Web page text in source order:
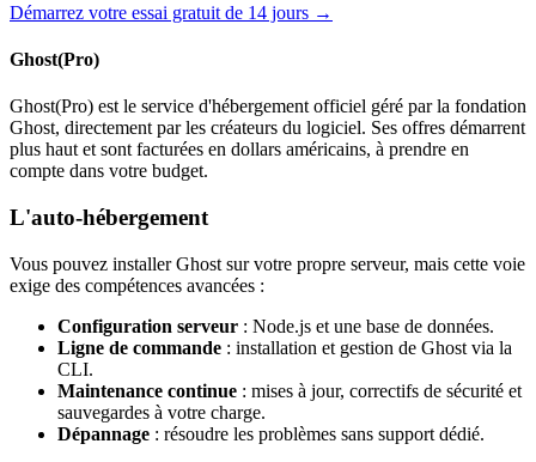
Démarrez votre essai gratuit de 14 jours →
Ghost(Pro)
Ghost(Pro) est le service d'hébergement officiel géré par la fondation
Ghost, directement par les créateurs du logiciel. Ses offres démarrent
plus haut et sont facturées en dollars américains, à prendre en
compte dans votre budget.
L'auto-hébergement
Vous pouvez installer Ghost sur votre propre serveur, mais cette voie
exige des compétences avancées :
Configuration serveur : Node.js et une base de données.
Ligne de commande : installation et gestion de Ghost via la
CLI.
Maintenance continue : mises à jour, correctifs de sécurité et
sauvegardes à votre charge.
Dépannage : résoudre les problèmes sans support dédié.